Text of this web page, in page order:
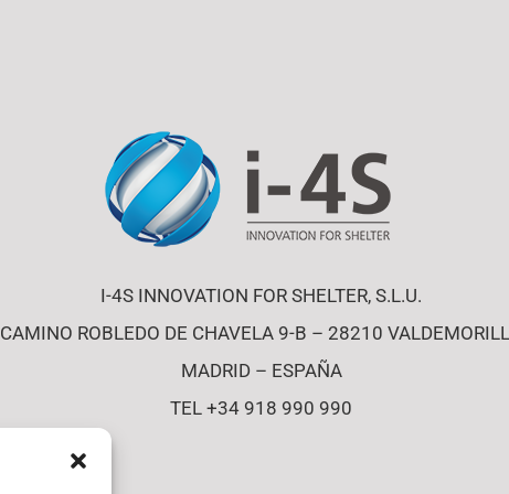
I-4S INNOVATION FOR SHELTER, S.L.U.
CAMINO ROBLEDO DE CHAVELA 9-B – 28210
MADRID – ESPAÑA
TEL +34 918 990 990